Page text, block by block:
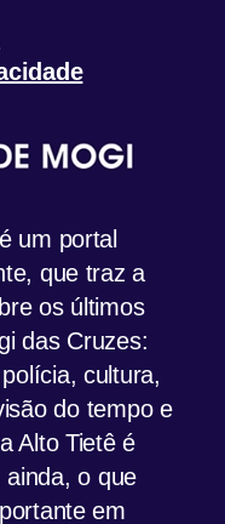
um portal
que traz a
os últimos
das Cruzes:
cultura,
do tempo e
Alto Tietê é
ainda, o que
em